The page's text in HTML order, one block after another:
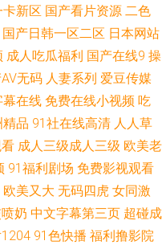
免费在线成人网 国产三级网址
韩日VA 人人操欧美精品 91极速
站 欧美久久成人网站 亚洲毛片
月天色导航 91在线不卡 高清播
院草 久草福利站 日本东京热色
新区 国产看片资源 二色
国产日韩一区二区 日本网站
成人吃瓜福利 国产在线9 操
无码 人妻系列 爱豆传媒
幕在线 免费在线小视频 吃
品 91社在线高清 人人草
成人三级成人三级 欧美老
91福利剧场 免费影视观看
欧美又大 无码四虎 女同激
奶 中文字幕第三页 超碰成
91色快播 福利撸影院